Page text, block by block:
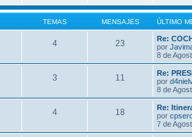
TEMAS MENSAJES ÚLTIMO
4 23
Re:
por
8 de
3 11
Re:
por
8 de
4 18
Re:
por
7 de